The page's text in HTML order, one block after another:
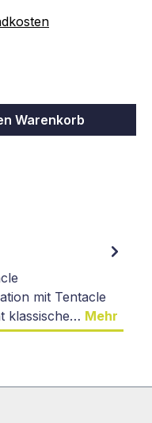
Warenkorb
mit Tentacle
klassische… Mehr